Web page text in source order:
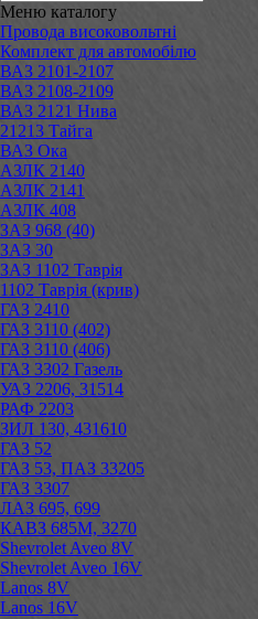
Меню каталогу
Провода високовольтні
Комплект для автомобілю
ВАЗ 2101-2107
ВАЗ 2108-2109
ВАЗ 2121 Нива
21213 Тайга
ВАЗ Ока
АЗЛК 2140
АЗЛК 2141
АЗЛК 408
ЗАЗ 968 (40)
ЗАЗ 30
ЗАЗ 1102 Таврія
1102 Таврія (крив)
ГАЗ 2410
ГАЗ 3110 (402)
ГАЗ 3110 (406)
ГАЗ 3302 Газель
УАЗ 2206, 31514
РАФ 2203
ЗИЛ 130, 431610
ГАЗ 52
ГАЗ 53, ПАЗ 33205
ГАЗ 3307
ЛАЗ 695, 699
КАВЗ 685М, 3270
Shevrolet Aveo 8V
Shevrolet Aveo 16V
Lanos 8V
Lanos 16V